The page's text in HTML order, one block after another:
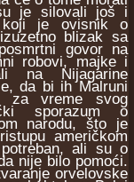
je silovali još i
koji je ovisnik o
blizak sa
govor na
robovi, majke i
na Nijagarine
da bi ih Malruni
za vreme svog
sporazum o
narodu, što je
američkom
ali su o
nije bilo pomoći.
orvelovske